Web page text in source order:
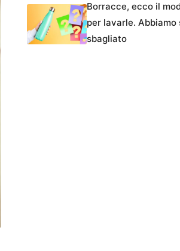
Borracce, ecco il
per lavarle. Abbiamo
sbagliato